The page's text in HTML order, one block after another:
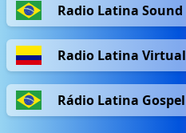
Radio Latina Sound
Radio Latina Virtual
Rádio Latina Gospel